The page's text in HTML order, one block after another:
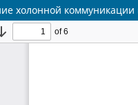
холонной